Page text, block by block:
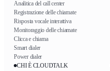
Analitica del call center
Registrazione delle chiamate
Risposta vocale interattiva
Monitoraggio delle chiamate
Clicca e chiama
Smart dialer
Power dialer
CHI È CLOUDTALK